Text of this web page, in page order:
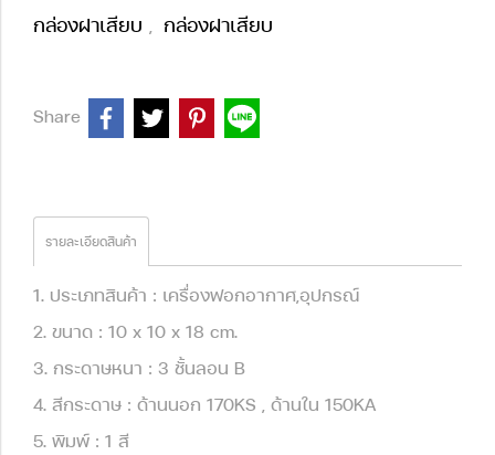
กล่องฝาเสียบ , กล่องฝาเสียบ
Share
รายละเอียดสินค้า
1. ประเภทสินค้า : เครื่องฟอกอากาศ,อุปกรณ์
2. ขนาด : 10 x 10 x 18 cm.
3. กระดาษหนา : 3 ชั้นลอน B
4. สีกระดาษ : ด้านนอก 170KS , ด้านใน 150KA
5. พิมพ์ : 1 สี